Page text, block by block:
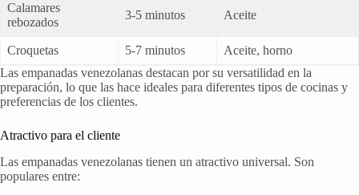
Calamares
rebozados
3-5 minutos Aceite
Croquetas 5-7 minutos
Aceite, horno
Las empanadas venezolanas destacan por su versatilidad en la
preparación, lo que las hace ideales para diferentes tipos de cocinas y
preferencias de los clientes.
Atractivo para el cliente
Las empanadas venezolanas tienen un atractivo universal. Son
populares entre: